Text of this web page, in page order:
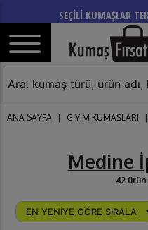
SEÇİLİ KUMAŞLAR
ANA SAYFA GİYİM KUMAŞLARI
Medine
42